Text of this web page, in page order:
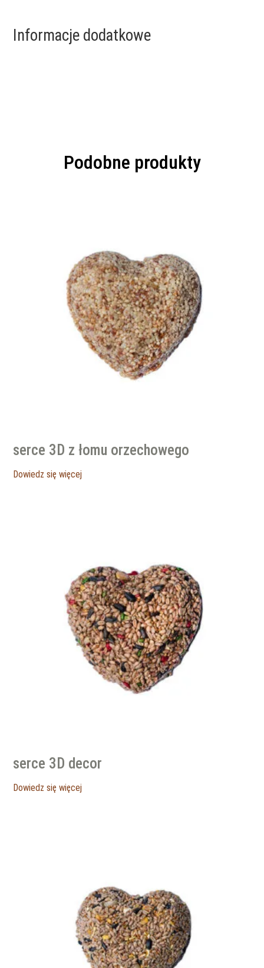
Informacje dodatkowe
Podobne produkty
serce 3D z łomu orzechowego
Dowiedz się więcej
serce 3D decor
Dowiedz się więcej